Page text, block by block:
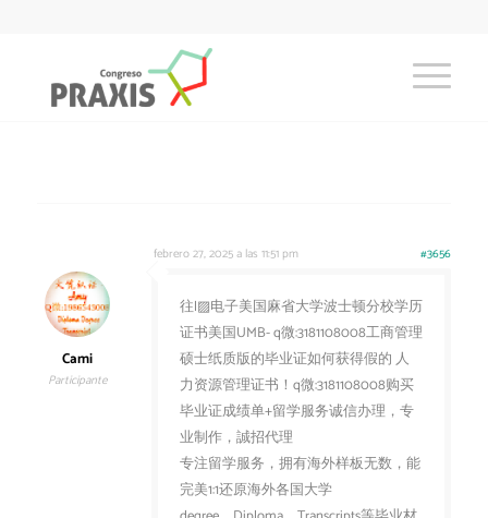
febrero 27, 2025 a las 11:51 pm #3656
Cami
Participante
往l▨电子美国麻省大学波士顿分校学历
证书美国UMB- q微:3181108008工商管理
硕士纸质版的毕业证如何获得假的 人
力资源管理证书！q微:3181108008购买
毕业证成绩单+留学服务诚信办理，专
业制作，誠招代理
专注留学服务，拥有海外样板无数，能
完美1:1还原海外各国大学